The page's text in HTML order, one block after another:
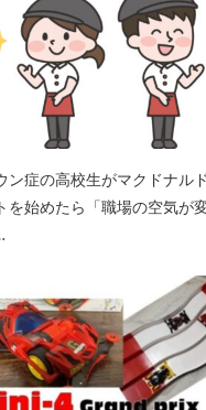
ン症の高校生がマクドナル
を始めたら「職場の空気が